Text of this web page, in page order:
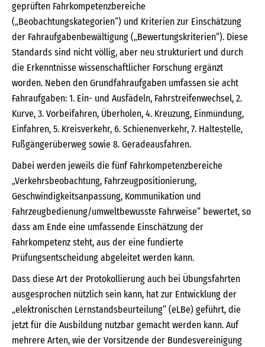
geprüften Fahrkompetenzbereiche
(„Beobachtungskategorien“) und Kriterien zur Einschätzung
der Fahraufgabenbewältigung („Bewertungskriterien“). Diese
Standards sind nicht völlig, aber neu strukturiert und durch
die Erkenntnisse wissenschaftlicher Forschung ergänzt
worden. Neben den Grundfahraufgaben umfassen sie acht
Fahraufgaben: 1. Ein- und Ausfädeln, Fahrstreifenwechsel, 2.
Kurve, 3. Vorbeifahren, Überholen, 4. Kreuzung, Einmündung,
Einfahren, 5. Kreisverkehr, 6. Schienenverkehr, 7. Haltestelle,
Fußgängerüberweg sowie 8. Geradeausfahren.
Dabei werden jeweils die fünf Fahrkompetenzbereiche
„Verkehrsbeobachtung, Fahrzeugpositionierung,
Geschwindigkeitsanpassung, Kommunikation und
Fahrzeugbedienung/umweltbewusste Fahrweise“ bewertet, so
dass am Ende eine umfassende Einschätzung der
Fahrkompetenz steht, aus der eine fundierte
Prüfungsentscheidung abgeleitet werden kann.
Dass diese Art der Protokollierung auch bei Übungsfahrten
ausgesprochen nützlich sein kann, hat zur Entwicklung der
„elektronischen Lernstandsbeurteilung“ (eLBe) geführt, die
jetzt für die Ausbildung nutzbar gemacht werden kann. Auf
mehrere Arten, wie der Vorsitzende der Bundesvereinigung